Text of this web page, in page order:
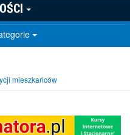
mieszkańców